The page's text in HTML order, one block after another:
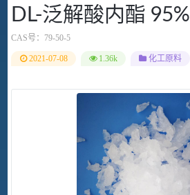
DL-泛解酸内酯 95%
CAS号： 79-50-5
2021-07-08 1.36k 化工原料